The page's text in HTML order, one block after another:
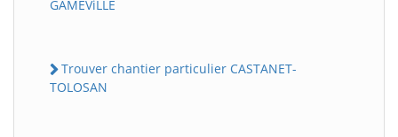
GAMEViLLE
Trouver chantier particulier CASTANET-
TOLOSAN